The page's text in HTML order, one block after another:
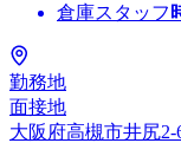
倉庫スタッフ
勤務地
面接地
大阪府高槻市井尻